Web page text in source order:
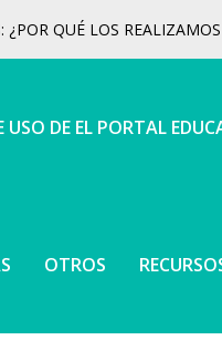
¿POR QUÉ LOS
USO DE EL PORTAL
OTROS